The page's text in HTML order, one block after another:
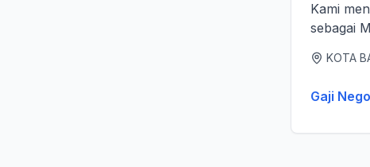
Kami
KOTA
Gaji